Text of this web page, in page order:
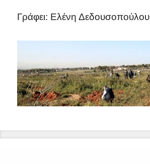
Γράφει: Ελένη Δεδουσοπούλου